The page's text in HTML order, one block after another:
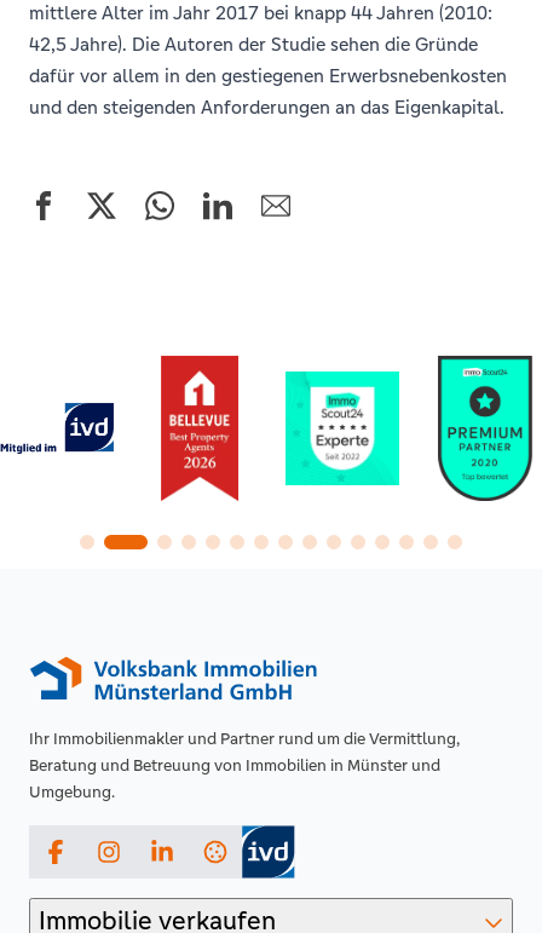
mittlere Alter im Jahr 2017 bei knapp 44 Jahren (2010:
42,5 Jahre). Die Autoren der Studie sehen die Gründe
dafür vor allem in den gestiegenen Erwerbsnebenkosten
und den steigenden Anforderungen an das Eigenkapital.
Ihr Immobilienmakler und Partner rund um die Vermittlung,
Beratung und Betreuung von Immobilien in Münster und
Umgebung.
FacebookInstagramLinkedIn
Immobilie verkaufen